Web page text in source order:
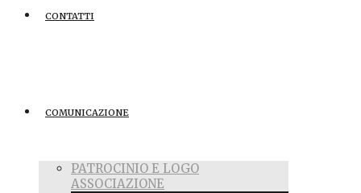
CONTATTI
COMUNICAZIONE
PATROCINIO E LOGO
ASSOCIAZIONE